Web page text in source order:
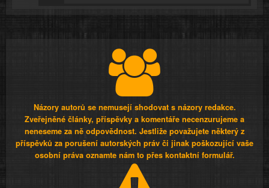
Názory autorů se nemusejí shodovat s názory redakce.
Zveřejněné články, příspěvky a komentáře necenzurujeme a
neneseme za ně odpovědnost. Jestliže považujete některý z
příspěvků za porušení autorských práv či jinak poškozující vaše
osobní práva oznamte nám to přes kontaktní formulář.